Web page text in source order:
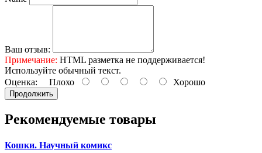
Ваш отзыв:
Примечание: HTML разметка не поддерживается!
Используйте обычный текст.
Оценка: Плохо Хорошо
Продолжить
Рекомендуемые товары
Кошки. Научный комикс